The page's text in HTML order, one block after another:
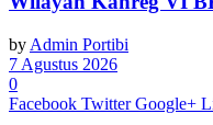
by Admin Portibi
7 Agustus 2026
0
Facebook Twitter Google+